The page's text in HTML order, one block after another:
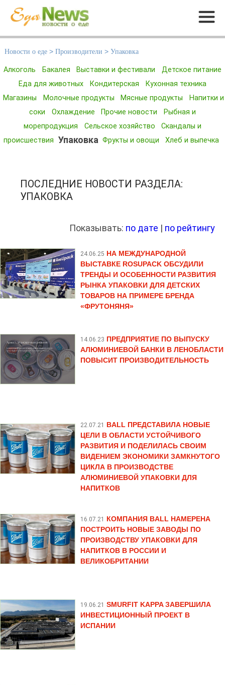
Меню
Новости о еде > Производители > Упаковка
Алкоголь Бакалея Выставки и фестивали
Детское питание
Еда для животных
Кондитерская
Кухонная техника
Магазины
Молочные продукты Мясные продукты
Напитки и
соки
Охлаждение Прочие новости
Рыбная и
морепродукция
Сельское хозяйство
Скандалы и
происшествия Упаковка Фрукты и овощи Хлеб и выпечка
ПОСЛЕДНИЕ НОВОСТИ РАЗДЕЛА:
УПАКОВКА
Показывать: по дате | по рейтингу
24.06.25 НА МЕЖДУНАРОДНОЙ
ВЫСТАВКЕ ROSUPACK ОБСУДИЛИ
ТРЕНДЫ И ОСОБЕННОСТИ РАЗВИТИЯ
РЫНКА УПАКОВКИ ДЛЯ ДЕТСКИХ
ТОВАРОВ НА ПРИМЕРЕ БРЕНДА
«ФРУТОНЯНЯ»
14.06.23 ПРЕДПРИЯТИЕ ПО ВЫПУСКУ
АЛЮМИНИЕВОЙ БАНКИ В ЛЕНОБЛАСТИ
ПОВЫСИТ ПРОИЗВОДИТЕЛЬНОСТЬ
22.07.21 BALL ПРЕДСТАВИЛА НОВЫЕ
ЦЕЛИ В ОБЛАСТИ УСТОЙЧИВОГО
РАЗВИТИЯ И ПОДЕЛИЛАСЬ СВОИМ
ВИДЕНИЕМ ЭКОНОМИКИ ЗАМКНУТОГО
ЦИКЛА В ПРОИЗВОДСТВЕ
АЛЮМИНИЕВОЙ УПАКОВКИ ДЛЯ
НАПИТКОВ
16.07.21 КОМПАНИЯ BALL НАМЕРЕНА
ПОСТРОИТЬ НОВЫЕ ЗАВОДЫ ПО
ПРОИЗВОДСТВУ УПАКОВКИ ДЛЯ
НАПИТКОВ В РОССИИ И
ВЕЛИКОБРИТАНИИ
19.06.21 SMURFIT KAPPA ЗАВЕРШИЛА
ИНВЕСТИЦИОННЫЙ ПРОЕКТ В
ИСПАНИИ